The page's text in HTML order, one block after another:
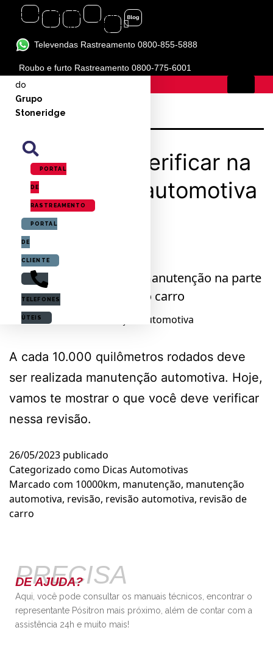
Instagram
Facebook-
f
Linkedin-
in
Youtube
Icon-
flickr-
1
Televendas Rastreamento 0800-855-5888
Roubo e furto Rastreamento 0800-775-6001
Marca
do
Grupo
Stoneridge
PORTAL
DE
RASTREAMENTO
PORTAL
DE
CLIENTE
TELEFONES
ÚTEIS
Tag:revisão
Saiba o que verificar na
manutenção automotiva
de 10.000km
manutenção-automotiva
A cada 10.000 quilômetros rodados deve
ser realizada manutenção automotiva. Hoje,
vamos te mostrar o que você deve verificar
nessa revisão.
26/05/2023 publicado
Categorizado como Dicas Automotivas
Marcado com 10000km, manutenção, manutenção
automotiva, revisão, revisão automotiva, revisão de
carro
PRECISA
DE AJUDA?
Aqui, você pode consultar os manuais técnicos, encontrar o
representante Pósitron mais próximo, além de contar com a
assistência 24h e muito mais!